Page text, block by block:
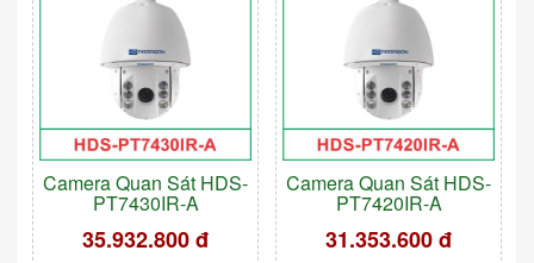
Camera Quan Sát HDS-
PT7430IR-A
35.932.800 đ
Camera Quan Sát HDS-
PT7420IR-A
31.353.600 đ